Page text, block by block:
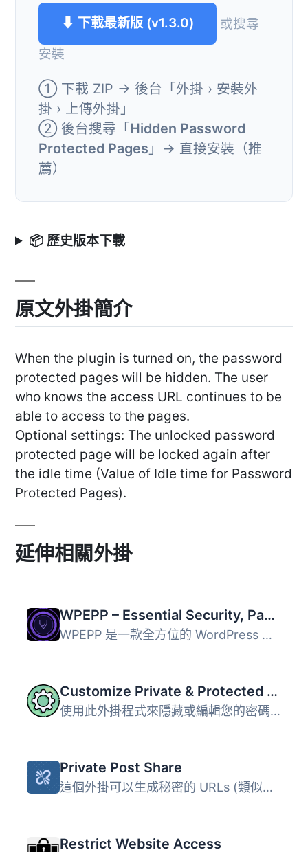
⬇ 下載最新版 (v1.3.0)
或搜尋
安裝
① 下載 ZIP → 後台「外掛 › 安裝外
掛 › 上傳外掛」
② 後台搜尋「Hidden Password
Protected Pages 」→ 直接安裝（推
薦）
📦 歷史版本下載
原文外掛簡介
When the plugin is turned on, the password
protected pages will be hidden. The user
who knows the access URL continues to be
able to access to the pages.
Optional settings: The unlocked password
protected page will be locked again after
the idle time (Value of Idle time for Password
Protected Pages).
延伸相關外掛
WPEPP – Essential Security, Password Protect & Login Page Customizer
WPEPP 是一款全方位的 WordPress 登入安全與登入頁面自訂外掛...
Customize Private & Protected – Change or remove title prefix and more
使用此外掛程式來隱藏或編輯您的密碼保護或私人頁面的前綴字...
Private Post Share
這個外掛可以生成秘密的 URLs (類似於 Google Docs 和其他雲...
Restrict Website Access